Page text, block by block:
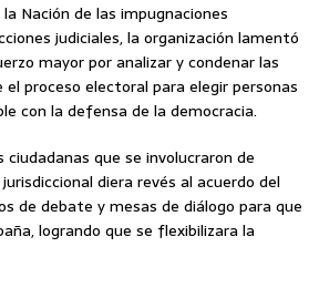
Nación de las impugnaciones
judiciales, la organización lamentó
mayor por analizar y condenar las
proceso electoral para elegir personas
con la defensa de la democracia.
que se involucraron de
diera revés al acuerdo del
de debate y mesas de diálogo para que
logrando que se flexibilizara la